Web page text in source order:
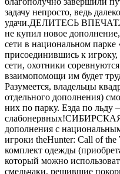
задачу непросто, ведь
удачи.ДЕЛИТЕСЬ
не купил новое
сети в национальном парке
присоединившись к игроку,
сети, охотники
взаимопомощи им будет
Разумеется, владельцы
отдельного дополнения)
них по парку. Езда по льду
дополнения с
игроки theHunter: Call of
комплект одежды
который можно
смельчаки, решившие